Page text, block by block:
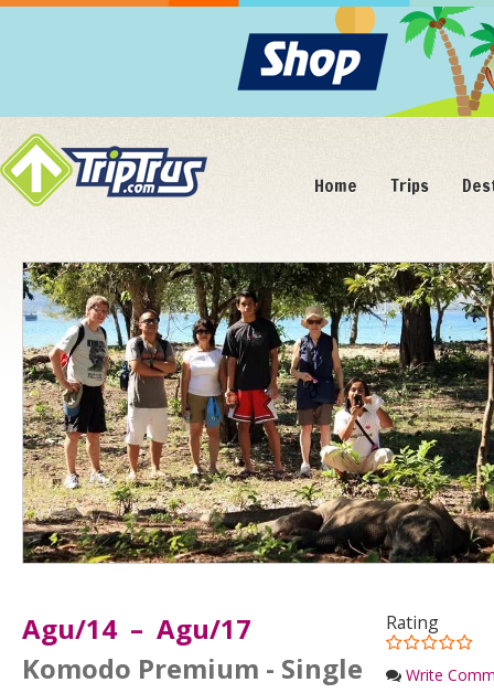
Home Trips
Rating
Write
Agu/14 – Agu/17
Komodo Premium - Single